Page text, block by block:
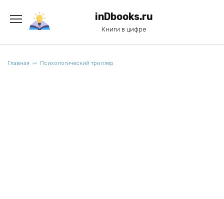
содержанию
inDbooks.ru
Книги в цифре
Главная Психологический триллер